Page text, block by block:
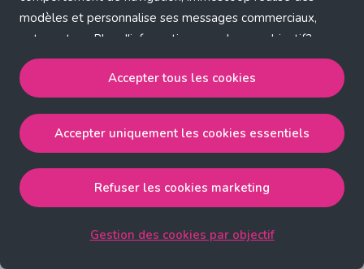
modèles et personnalise ses messages commerciaux,
entre autres. Plus d'informations sur chaque objectif?
Cliquez sur 'Gestion des cookies par objectif'.
Notre politique de cookies
Accepter tous les cookies
strictement nécessaires, performance, fonctionnalité et
publicité ciblée.
Accepter uniquement les cookies essentielsaccepte
les cookies strictement nécessaires.
Accepter tous les cookies
Accepter uniquement les cookies essentiels
Refuser les cookies marketing
Gestion des cookies par objectif